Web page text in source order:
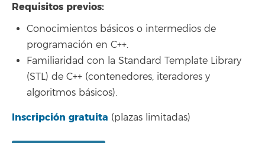
Requisitos previos:
Conocimientos básicos o intermedios de
programación en C++.
Familiaridad con la Standard Template Library
(STL) de C++ (contenedores, iteradores y
algoritmos básicos).
Inscripción gratuita (plazas limitadas)